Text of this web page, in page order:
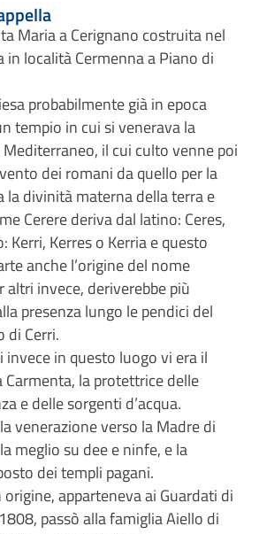
Maria a Cerignano costruita nel
in località Cermenna a Piano di
probabilmente già in epoca
tempio in cui si venerava la
il cui culto venne poi
dei romani da quello per la
la divinità materna della terra e
Cerere deriva dal latino: Ceres,
Kerri, Kerres o Kerria e questo
anche l’origine del nome
altri invece, deriverebbe più
presenza lungo le pendici del
di Cerri.
in questo luogo vi era il
la protettrice delle
e delle sorgenti d’acqua.
venerazione verso la Madre di
meglio su dee e ninfe, e la
dei templi pagani.
apparteneva ai Guardati di
passò alla famiglia Aiello di